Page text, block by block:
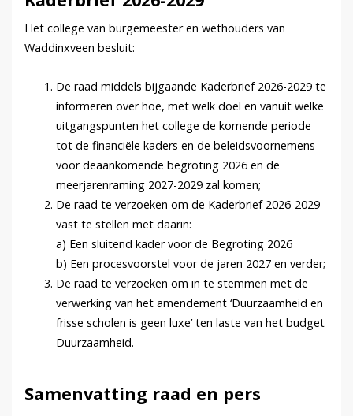
Het college van burgemeester en wethouders van
Waddinxveen besluit:
De raad middels bijgaande Kaderbrief 2026-2029 te
informeren over hoe, met welk doel en vanuit welke
uitgangspunten het college de komende periode
tot de financiële kaders en de beleidsvoornemens
voor deaankomende begroting 2026 en de
meerjarenraming 2027-2029 zal komen;
De raad te verzoeken om de Kaderbrief 2026-2029
vast te stellen met daarin:
a) Een sluitend kader voor de Begroting 2026
b) Een procesvoorstel voor de jaren 2027 en verder;
De raad te verzoeken om in te stemmen met de
verwerking van het amendement ‘Duurzaamheid en
frisse scholen is geen luxe’ ten laste van het budget
Duurzaamheid.
Samenvatting raad en pers